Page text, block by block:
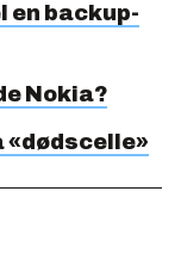
en backup-
Nokia?
«dødscelle»